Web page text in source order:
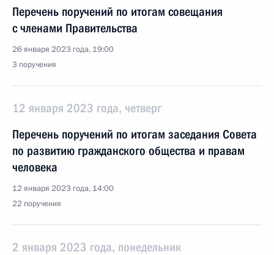
Перечень поручений по итогам совещания
с членами Правительства
26 января 2023 года, 19:00
3 поручения
12 января 2023 года, четверг
Перечень поручений по итогам заседания Совета
по развитию гражданского общества и правам
человека
12 января 2023 года, 14:00
22 поручения
2 января 2023 года, понедельник